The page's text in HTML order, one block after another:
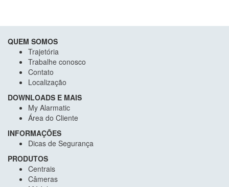
QUEM SOMOS
Trajetória
Trabalhe conosco
Contato
Localização
DOWNLOADS E MAIS
My Alarmatic
Área do Cliente
INFORMAÇÕES
Dicas de Segurança
PRODUTOS
Centrais
Câmeras